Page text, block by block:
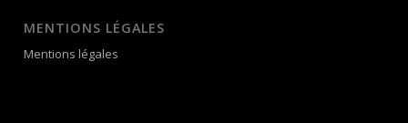
MENTIONS LÉGALES
Mentions légales